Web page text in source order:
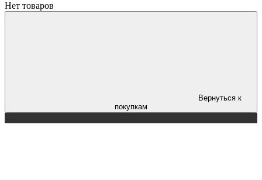
Нет товаров
Вернуться к
покупкам